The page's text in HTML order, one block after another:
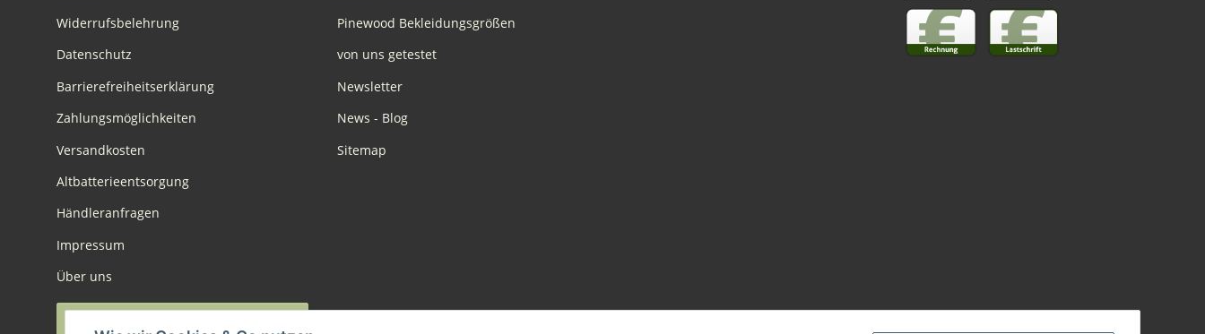
Widerrufsbelehrung
Datenschutz
Barrierefreiheitserklärung
Zahlungsmöglichkeiten
Versandkosten
Altbatterieentsorgung
Händleranfragen
Impressum
Über uns
Pinewood Bekleidungsgrößen
von uns getestet
Newsletter
News - Blog
Sitemap